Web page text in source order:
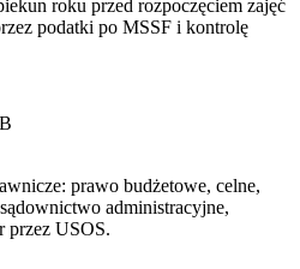
roku przed rozpoczęciem zajęć
podatki po MSSF i kontrolę
prawo budżetowe, celne,
administracyjne,
przez USOS.